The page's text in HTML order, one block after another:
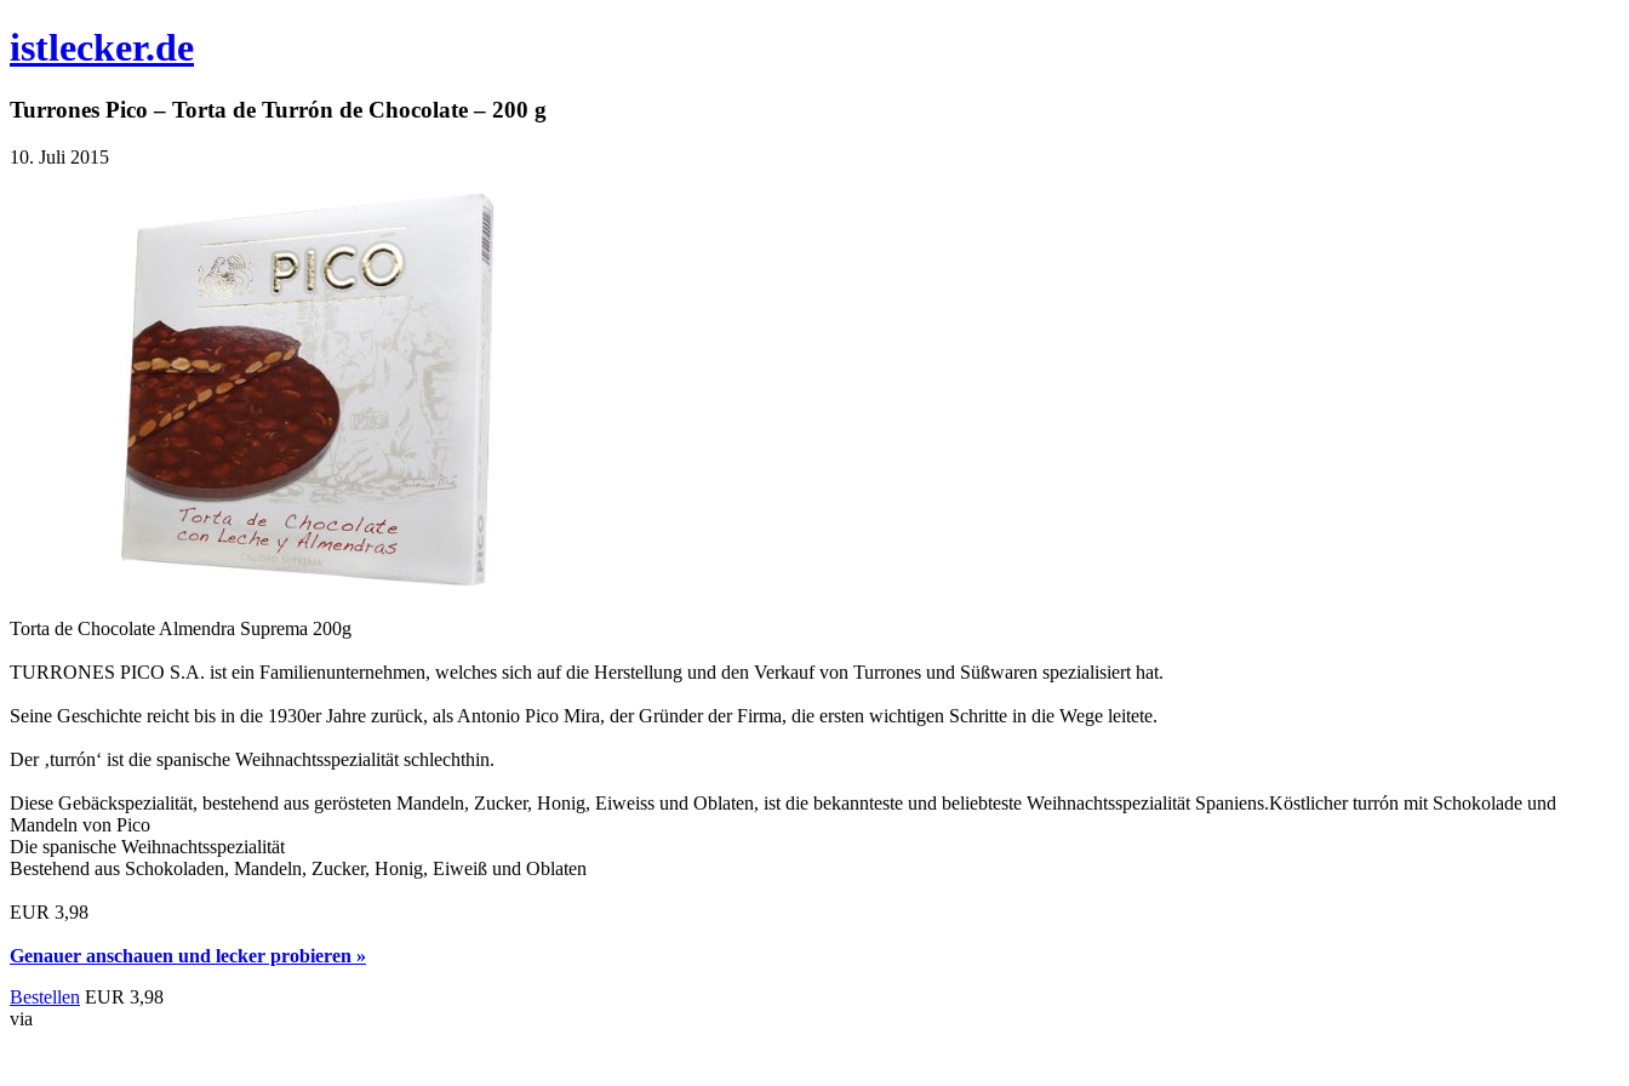
istlecker.de
Turrones Pico – Torta de Turrón de Chocolate – 200 g
10. Juli 2015
Torta de Chocolate Almendra Suprema 200g
TURRONES PICO S.A. ist ein Familienunternehmen, welches sich auf die Herstellung und den Verkauf von Turrones und Süßwaren spezialisiert hat.
Seine Geschichte reicht bis in die 1930er Jahre zurück, als Antonio Pico Mira, der Gründer der Firma, die ersten wichtigen Schritte in die Wege leitete.
Der ‚turrón‘ ist die spanische Weihnachtsspezialität schlechthin.
Diese Gebäckspezialität, bestehend aus gerösteten Mandeln, Zucker, Honig, Eiweiss und Oblaten, ist die bekannteste und beliebteste Weihnachtsspezialität Spaniens.Köstlicher turrón mit Schokolade und
Mandeln von Pico
Die spanische Weihnachtsspezialität
Bestehend aus Schokoladen, Mandeln, Zucker, Honig, Eiweiß und Oblaten
EUR 3,98
Genauer anschauen und lecker probieren »
Bestellen EUR 3,98
via